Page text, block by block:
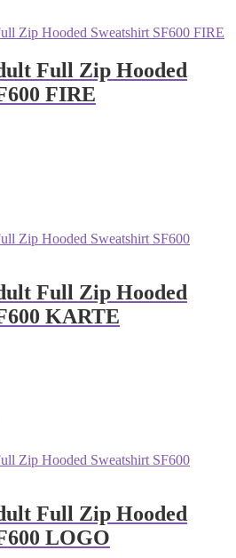
mehrereFull Zip Hooded
FIRE
VariantenFull Zip Hooded
KARTE
Full Zip Hooded
LOGO